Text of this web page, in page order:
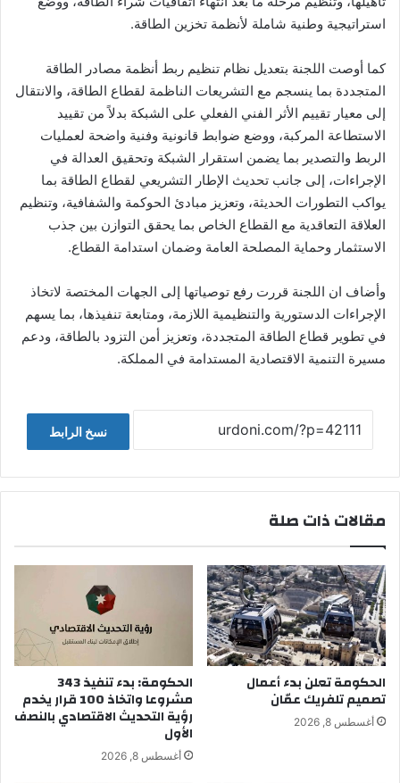
استراتيجية وطنية شاملة لأنظمة تخزين الطاقة.
كما أوصت اللجنة بتعديل نظام تنظيم ربط أنظمة مصادر الطاقة
المتجددة بما ينسجم مع التشريعات الناظمة لقطاع الطاقة، والانتقال
إلى معيار تقييم الأثر الفني الفعلي على الشبكة بدلاً من تقييد
الاستطاعة المركبة، ووضع ضوابط قانونية وفنية واضحة لعمليات
الربط والتصدير بما يضمن استقرار الشبكة وتحقيق العدالة في
الإجراءات، إلى جانب تحديث الإطار التشريعي لقطاع الطاقة بما
يواكب التطورات الحديثة، وتعزيز مبادئ الحوكمة والشفافية، وتنظيم
العلاقة التعاقدية مع القطاع الخاص بما يحقق التوازن بين جذب
الاستثمار وحماية المصلحة العامة وضمان استدامة القطاع.
وأضاف ان اللجنة قررت رفع توصياتها إلى الجهات المختصة لاتخاذ
الإجراءات الدستورية والتنظيمية اللازمة، ومتابعة تنفيذها، بما يسهم
في تطوير قطاع الطاقة المتجددة، وتعزيز أمن التزود بالطاقة، ودعم
مسيرة التنمية الاقتصادية المستدامة في المملكة.
نسخ الرابط
مقالات ذات صلة
الحكومة تعلن بدء أعمال
تصميم تلفريك عمّان
أغسطس 8, 2026
الحكومة: بدء تنفيذ 343
مشروعا واتخاذ 100 قرار يخدم
رؤية التحديث الاقتصادي بالنصف
الأول
أغسطس 8, 2026